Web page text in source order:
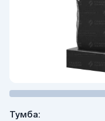
Тумба: